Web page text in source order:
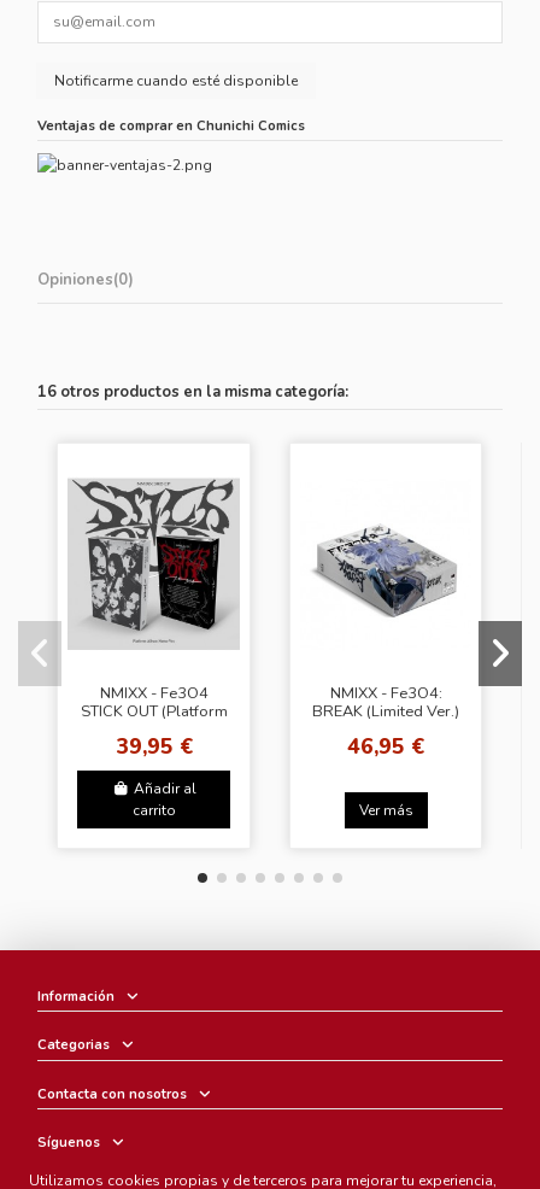
Ventajas de comprar en Chunichi Comics
Opiniones(0)
16 otros productos en la misma categoría:
NMIXX - Fe3O4
STICK OUT (Platform
[Set.]) + Polaroid
Photocard + Washi...
39,95 €
Añadir al
carrito
NMIXX - Fe3O4:
BREAK (Limited Ver.)
46,95 €
Ver más
Información
Categorias
Contacta con nosotros
Síguenos
Utilizamos cookies propias y de terceros para mejorar tu experiencia,